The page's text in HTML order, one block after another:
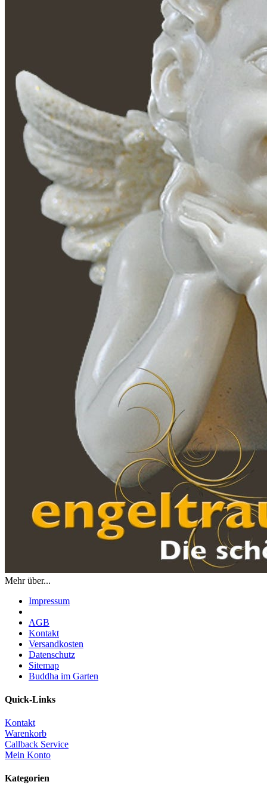
Mehr über...
Impressum
AGB
Kontakt
Versandkosten
Datenschutz
Sitemap
Buddha im Garten
Quick-Links
Kontakt
Warenkorb
Callback Service
Mein Konto
Kategorien